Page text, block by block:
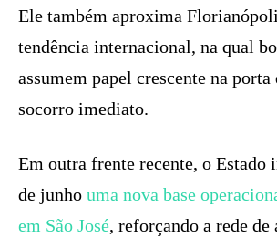
Ele também aproxima
tendência internacional, na qual
assumem papel crescente na porta
socorro imediato.
Em outra frente recente, o Estado
de junho uma nova base
em São José, reforçando a rede de